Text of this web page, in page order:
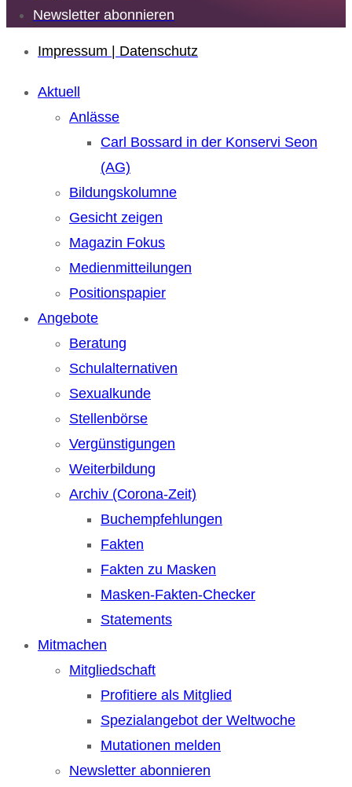
Newsletter abonnieren
Impressum | Datenschutz
Aktuell
Anlässe
Carl Bossard in der Konservi Seon
(AG)
Bildungskolumne
Gesicht zeigen
Magazin Fokus
Medienmitteilungen
Positionspapier
Angebote
Beratung
Schulalternativen
Sexualkunde
Stellenbörse
Vergünstigungen
Weiterbildung
Archiv (Corona-Zeit)
Buchempfehlungen
Fakten
Fakten zu Masken
Masken-Fakten-Checker
Statements
Mitmachen
Mitgliedschaft
Profitiere als Mitglied
Spezialangebot der Weltwoche
Mutationen melden
Newsletter abonnieren